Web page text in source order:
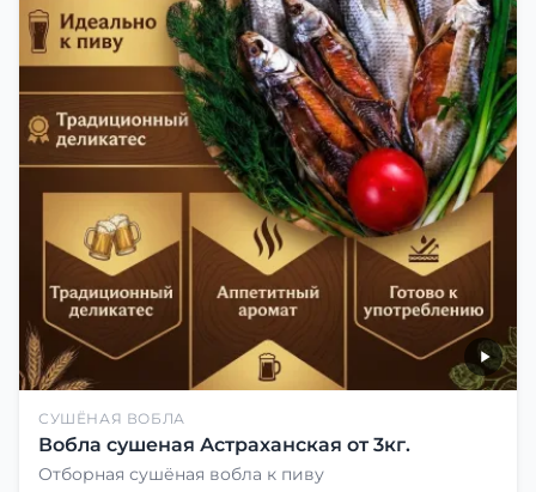
СУШЁНАЯ ВОБЛА
Вобла сушеная Астраханская от 3кг.
Отборная сушёная вобла к пиву